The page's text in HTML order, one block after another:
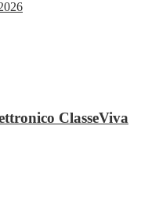
ClasseViva